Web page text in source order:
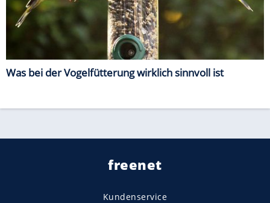
Was bei der Vogelfütterung wirklich sinnvoll ist
freenet
Kundenservice